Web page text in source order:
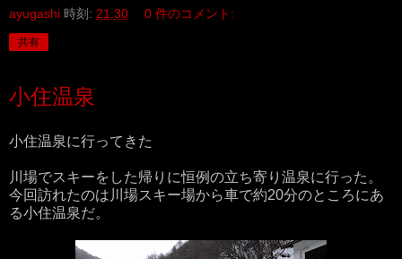
ayugashi 時刻: 21:30 0 件のコメント:
共有
小住温泉
小住温泉に行ってきた
川場でスキーをした帰りに恒例の立ち寄り温泉に行った。
今回訪れたのは川場スキー場から車で約20分のところにあ
る小住温泉だ。